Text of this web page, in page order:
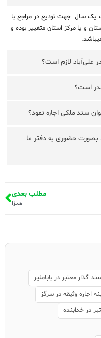
یک سال جهت تودیع در مراجع با
و یا مرکز استان متغییر بوده و
علی‌آباد لازم است؟
است؟
سند ملکی اجاره نمود؟
بصورت حضوری به دفتر ما
مطلب بعدی
هنزا
گذار معتبر در بابامنیر
اجاره وثیقه در سرگز
در خدابنده